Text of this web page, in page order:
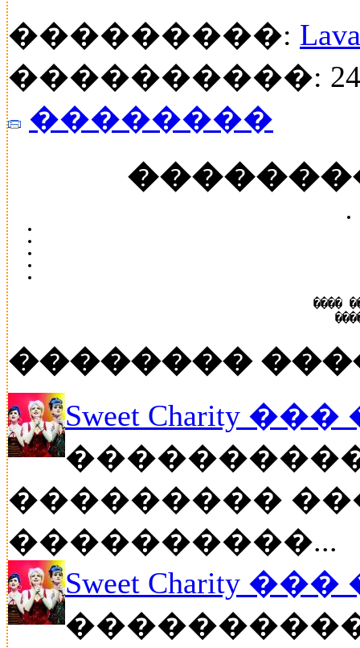
���������:
����������:
��������
����
��������
Sweet Charity
���������
����������...
Sweet Charity